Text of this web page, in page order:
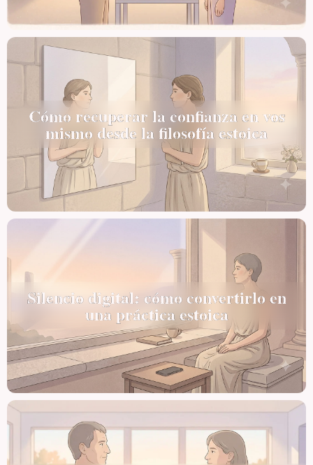
Cómo recuperar la confianza en vos
mismo desde la filosofía estoica
Silencio digital: cómo convertirlo en
una práctica estoica